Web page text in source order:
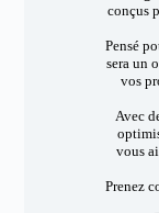
conçus
Pensé
sera un
vos
Avec
vous
Prenez